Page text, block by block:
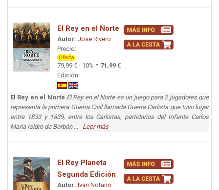
El Rey en el Norte
Autor: Jose Rivero
Precio:
79,99 € - 10% = 71,99 €
Edición:
El Rey en el Norte El Rey en el Norte es un juego para 2 jugadores que
representa la primera Guerra Civil llamada Guerra Carlista que tuvo lugar
entre 1833 y 1839, entre los Carlistas, partidarios del Infante Carlos
María Isidro de Borbón ... Leer más
El Rey Planeta
Segunda Edición
Autor: Ivan Notario